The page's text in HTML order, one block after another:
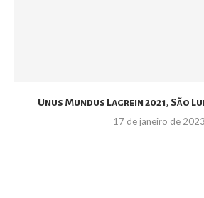
Unus Mundus Lagrein 2021, São
17 de janeiro de 2023